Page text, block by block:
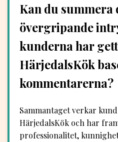
Kan du summera
övergripande
kunderna har
HärjedalsKök
kommentarerna?
Sammantaget verkar
HärjedalsKök och har
professionalitet,